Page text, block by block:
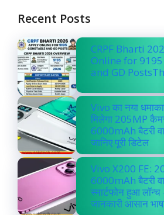
Recent Posts
CRPF Bharti
Online for
and GD
Vivo का नया
मिलेगा 205MP
6000mAh बैटरी
जानिए पूरी डिटेल
Vivo X200 FE:
6000mAh बैटरी
स्मार्टफोन हुआ लॉन्च
जानकारी आसान